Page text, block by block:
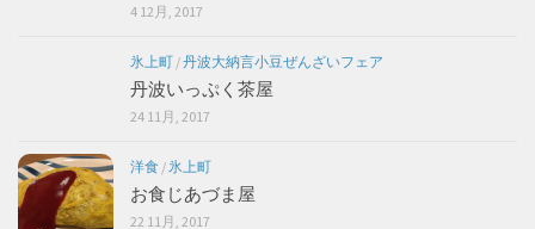
4 12月, 2017
氷上町 /丹波大納言小豆ぜんざいフェア
丹波いっぷく茶屋
24 11月, 2017
洋食 / 氷上町
お食じあづま屋
22 11月, 2017